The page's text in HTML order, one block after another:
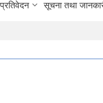
प्रतिवेदन सूचना तथा